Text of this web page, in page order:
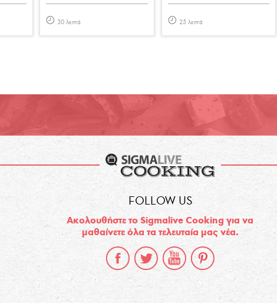
30 λεπτά 25 λεπτά
FOLLOW US
Ακολουθήστε το Sigmalive Cooking για να
μαθαίνετε όλα τα τελευταία μας νέα.